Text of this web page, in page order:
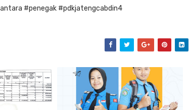
#penegak #pdkjatengcabdin4